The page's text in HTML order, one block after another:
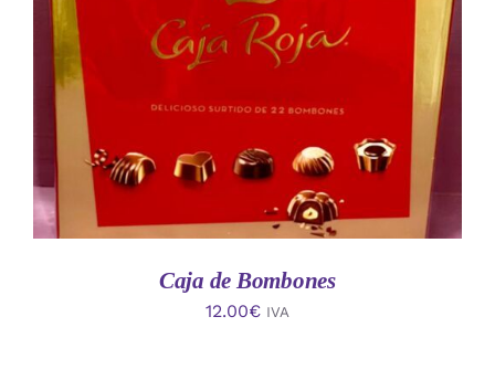
AÑADIR AL CARRITO
DETALLES
Caja de Bombones
12.00€ IVA